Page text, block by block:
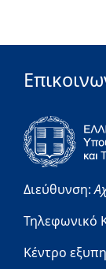
Διεύθυνση:
Τηλεφωνικό
Κέντρο